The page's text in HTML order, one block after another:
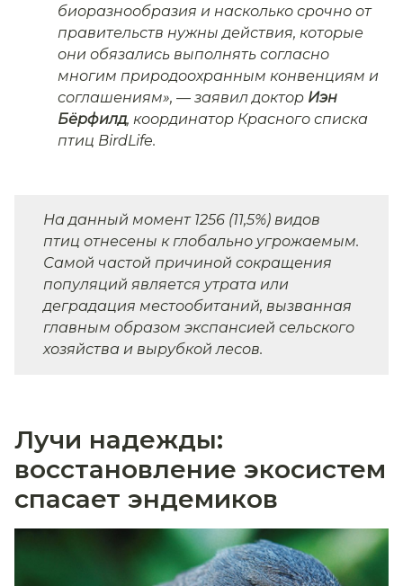
биоразнообразия и насколько срочно от
правительств нужны действия, которые
они обязались выполнять согласно
многим природоохранным конвенциям и
соглашениям», — заявил доктор Иэн
Бёрфилд, координатор Красного списка
птиц BirdLife.
На данный момент 1256 (11,5%) видов
птиц отнесены к глобально угрожаемым.
Самой частой причиной сокращения
популяций является утрата или
деградация местообитаний, вызванная
главным образом экспансией сельского
хозяйства и вырубкой лесов.
Лучи надежды:
восстановление экосистем
спасает эндемиков